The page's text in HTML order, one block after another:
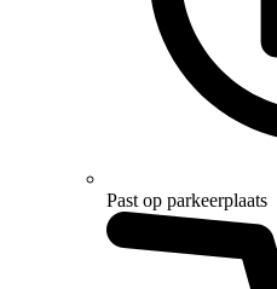
Past op parkeerplaats